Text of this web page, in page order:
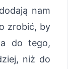
nam
zrobić, by
a do tego,
niż do